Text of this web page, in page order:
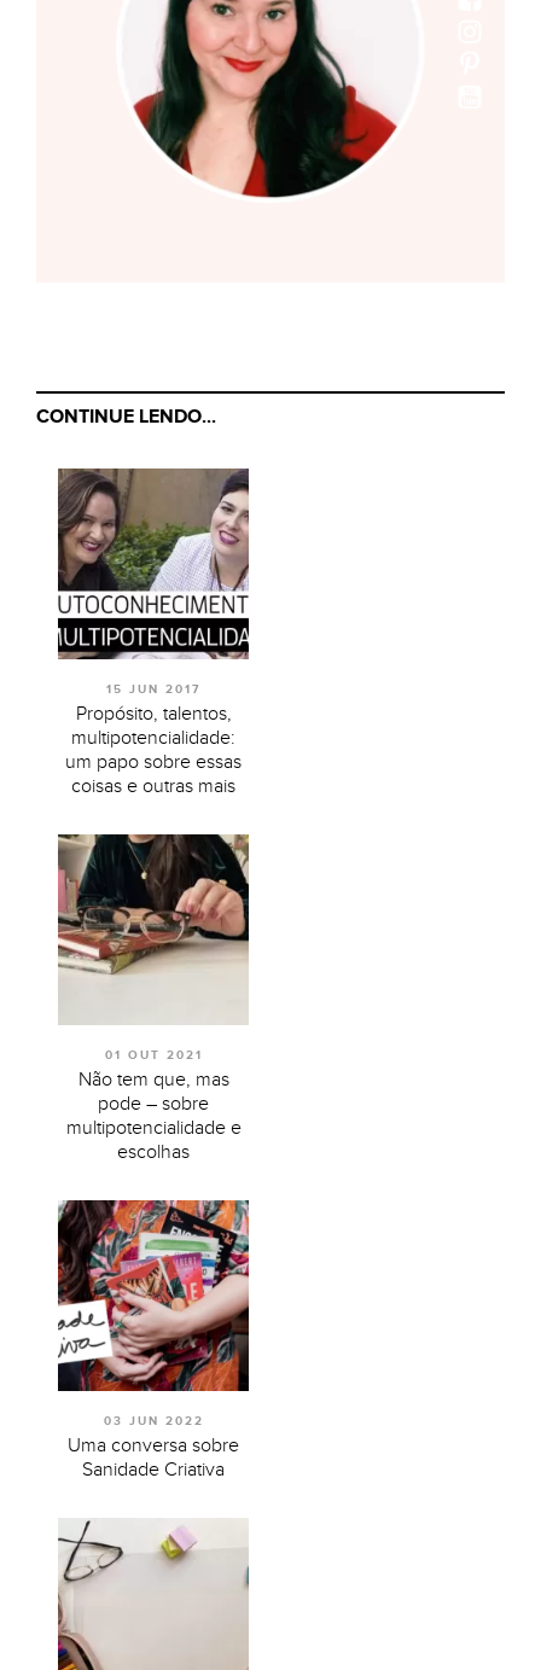
CONTINUE LENDO...
15 JUN 2017
Propósito, talentos,
multipotencialidade:
um papo sobre essas
coisas e outras mais
01 OUT 2021
Não tem que, mas
pode – sobre
multipotencialidade e
escolhas
03 JUN 2022
Uma conversa sobre
Sanidade Criativa